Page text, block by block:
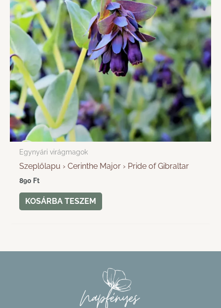
Egynyári virágmagok
Szeplőlapu › Cerinthe Major › Pride of Gibraltar
890 Ft
KOSÁRBA TESZEM